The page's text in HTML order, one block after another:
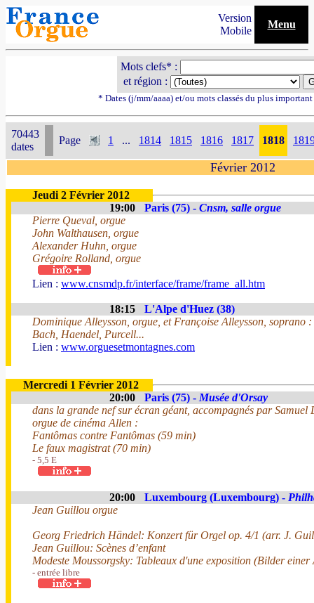
Version
Mobile
Menu
Mots clefs* :
et région :
* Dates (j/mm/aaaa) et/ou mots classés du plus
70443
dates
Page 1 ... 1814 1815 1816 1817 1818
Février 2012
Jeudi 2 Février 2012
19:00
Paris (75) - Cnsm, salle orgue
Pierre Queval, orgue
John Walthausen, orgue
Alexander Huhn, orgue
Grégoire Rolland, orgue
Lien : www.cnsmdp.fr/interface/frame/frame_all.htm
18:15
L'Alpe d'Huez (38)
Dominique Alleysson, orgue, et Françoise Alleysson, soprano :
Bach, Haendel, Purcell...
Lien : www.orguesetmontagnes.com
Mercredi 1 Février 2012
20:00
Paris (75) - Musée d'Orsay
dans la grande nef sur écran géant, accompagnés par
orgue de cinéma Allen :
Fantômas contre Fantômas (59 min)
Le faux magistrat (70 min)
- 5,5 E
20:00 Luxembourg (Luxembourg) -
Jean Guillou orgue
Georg Friedrich Händel: Konzert für Orgel op. 4/1 (arr. J.
Jean Guillou: Scènes d’enfant
Modeste Moussorgsky: Tableaux d'une exposition (Bilder
- entrée libre